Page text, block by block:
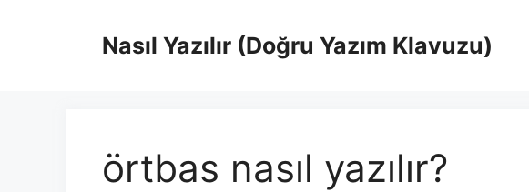
Nasıl Yazılır (Doğru Yazım Klavuzu)
örtbas nasıl yazılır?